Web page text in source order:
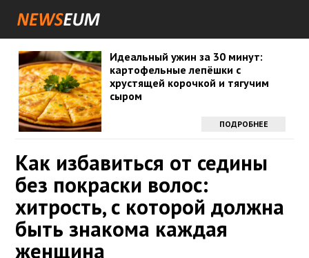
Идеальный ужин за 30 минут:
картофельные лепёшки с
хрустящей корочкой и тягучим
сыром
ПОДРОБНЕЕ
Как избавиться от седины
без покраски волос:
хитрость, с которой должна
быть знакома каждая
женщина